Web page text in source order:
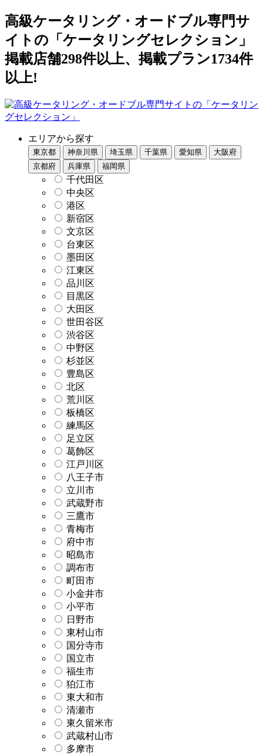
高級ケータリング・オードブル専門サ
イトの「ケータリングセレクション」
掲載店舗298件以上、掲載プラン1734件
以上!
エリアから探す
東京都 神奈川県 埼玉県 千葉県 愛知県
大阪府
京都府
兵庫県 福岡県
千代田区
中央区
港区
新宿区
文京区
台東区
墨田区
江東区
品川区
目黒区
大田区
世田谷区
渋谷区
中野区
杉並区
豊島区
北区
荒川区
板橋区
練馬区
足立区
葛飾区
江戸川区
八王子市
立川市
武蔵野市
三鷹市
青梅市
府中市
昭島市
調布市
町田市
小金井市
小平市
日野市
東村山市
国分寺市
国立市
福生市
狛江市
東大和市
清瀬市
東久留米市
武蔵村山市
多摩市